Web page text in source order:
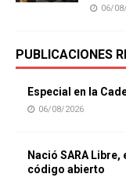
06/
PUBLICACIONES
Especial en la
06/08/2026
Nació SARA
código abierto